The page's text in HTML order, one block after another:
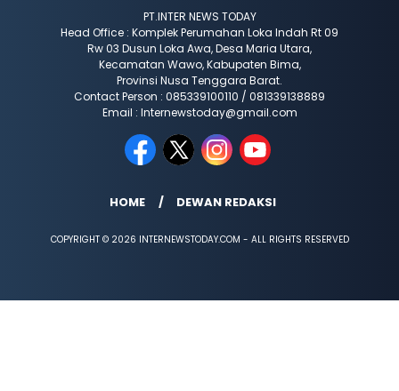
PT.INTER NEWS TODAY
Head Office : Komplek Perumahan Loka Indah Rt 09
Rw 03 Dusun Loka Awa, Desa Maria Utara,
Kecamatan Wawo, Kabupaten Bima,
Provinsi Nusa Tenggara Barat.
Contact Person : 085339100110 / 081339138889
Email : Internewstoday@gmail.com
HOME DEWAN REDAKSI
COPYRIGHT © 2026 INTERNEWSTODAY.COM - ALL RIGHTS RESERVED